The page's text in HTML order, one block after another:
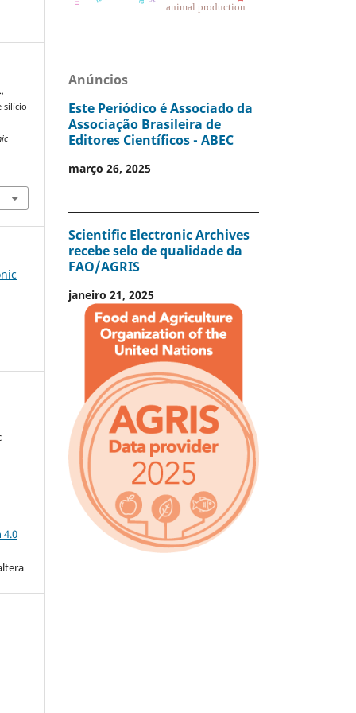
silício
4.0
animal production
Anúncios
Este Periódico é Associado da
Associação Brasileira de
Editores Científicos - ABEC
março 26, 2025
Scientific Electronic Archives
recebe selo de qualidade da
FAO/AGRIS
janeiro 21, 2025